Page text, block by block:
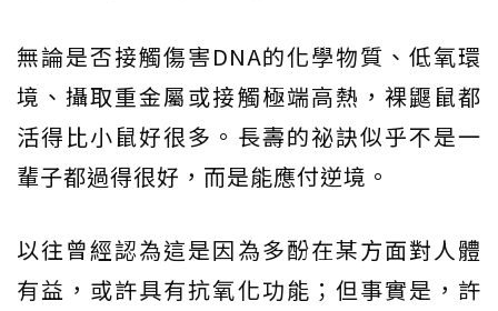
無論是否接觸傷害DNA的化學物質、低氧環
境、攝取重金屬或接觸極端高熱，裸鼴鼠都
活得比小鼠好很多。長壽的祕訣似乎不是一
輩子都過得很好，而是能應付逆境。
以往曾經認為這是因為多酚在某方面對人體
有益，或許具有抗氧化功能；但事實是，許